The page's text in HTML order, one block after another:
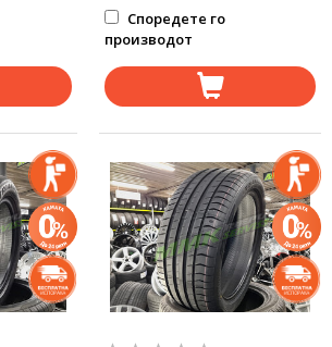
Споредете го
производот